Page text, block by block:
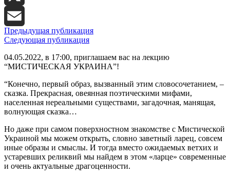
X
Email
Предыдущая публикация
Следующая публикация
04.05.2022, в 17:00, приглашаем вас на лекцию
“МИСТИЧЕСКАЯ УКРАИНА”!
“Конечно, первый образ, вызванный этим словосочетанием, –
сказка. Прекрасная, овеянная поэтическими мифами,
населенная нереальными существами, загадочная, манящая,
волнующая сказка…
Но даже при самом поверхностном знакомстве с Мистической
Украиной мы можем открыть, словно заветный ларец, совсем
иные образы и смыслы. И тогда вместо ожидаемых ветхих и
устаревших реликвий мы найдем в этом «ларце» современные
и очень актуальные драгоценности.